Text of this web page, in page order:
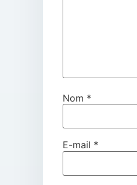
Nom *
E-mail *